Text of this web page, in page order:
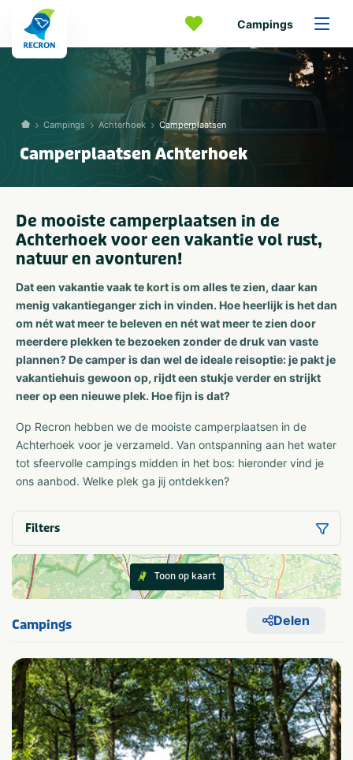
Campings
Campings Achterhoek Camperplaatsen
Camperplaatsen Achterhoek
De mooiste camperplaatsen in de
Achterhoek voor een vakantie vol rust,
natuur en avonturen!
Dat een vakantie vaak te kort is om alles te zien, daar kan
menig vakantieganger zich in vinden. Hoe heerlijk is het dan
om nét wat meer te beleven en nét wat meer te zien door
meerdere plekken te bezoeken zonder de druk van vaste
plannen? De camper is dan wel de ideale reisoptie: je pakt je
vakantiehuis gewoon op, rijdt een stukje verder en strijkt
neer op een nieuwe plek. Hoe fijn is dat?
Op Recron hebben we de mooiste camperplaatsen in de
Achterhoek voor je verzameld. Van ontspanning aan het water
tot sfeervolle campings midden in het bos: hieronder vind je
ons aanbod. Welke plek ga jij ontdekken?
Filters
Toon op kaart
Campings Delen